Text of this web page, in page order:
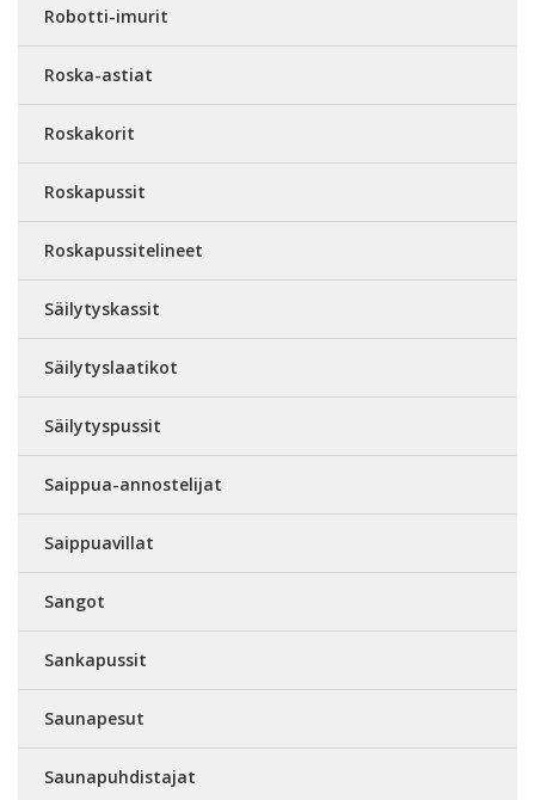
Robotti-imurit
Roska-astiat
Roskakorit
Roskapussit
Roskapussitelineet
Säilytyskassit
Säilytyslaatikot
Säilytyspussit
Saippua-annostelijat
Saippuavillat
Sangot
Sankapussit
Saunapesut
Saunapuhdistajat